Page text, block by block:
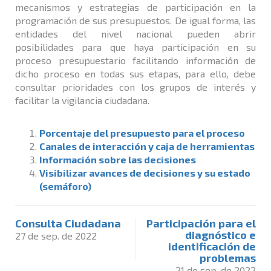
mecanismos y estrategias de participación en la
programación de sus presupuestos. De igual forma, las
entidades del nivel nacional pueden abrir
posibilidades para que haya participación en su
proceso presupuestario facilitando información de
dicho proceso en todas sus etapas, para ello, debe
consultar prioridades con los grupos de interés y
facilitar la vigilancia ciudadana.
Porcentaje del presupuesto para el proceso
Canales de interacción y caja de herramientas
Información sobre las decisiones
Visibilizar avances de decisiones y su estado
(semáforo)
Consulta Ciudadana
27 de sep. de 2022
Participación para el
diagnóstico e
identificación de
problemas